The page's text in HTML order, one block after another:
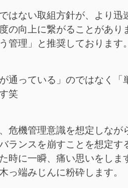
はない取組方針が、より迅
の向上に繋がることがあり
管理」と推奨しております。
通っている」のではなく「
笑
危機管理意識を想定しなが
ランスを崩すことを想定す
時に一瞬、痛い思いをしま
っ端みじんに粉砕します。